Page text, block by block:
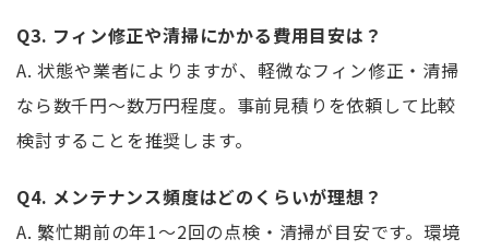
Q3. フィン修正や清掃にかかる費用目安は？
A. 状態や業者によりますが、軽微なフィン修正・清掃
なら数千円～数万円程度。事前見積りを依頼して比較
検討することを推奨します。
Q4. メンテナンス頻度はどのくらいが理想？
A. 繁忙期前の年1～2回の点検・清掃が目安です。環境